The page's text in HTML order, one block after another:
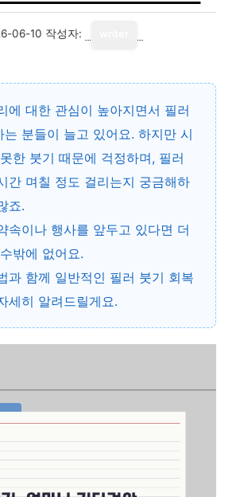
06-10 작성자:
에 대한 관심이 높아지면서 필러
는 분들이 늘고 있어요. 하지만 시
한 붓기 때문에 걱정하며, 필러
간 며칠 정도 걸리는지 궁금해하
죠.
속이나 행사를 앞두고 있다면 더
밖에 없어요.
과 함께 일반적인 필러 붓기 회복
세히 알려드릴게요.